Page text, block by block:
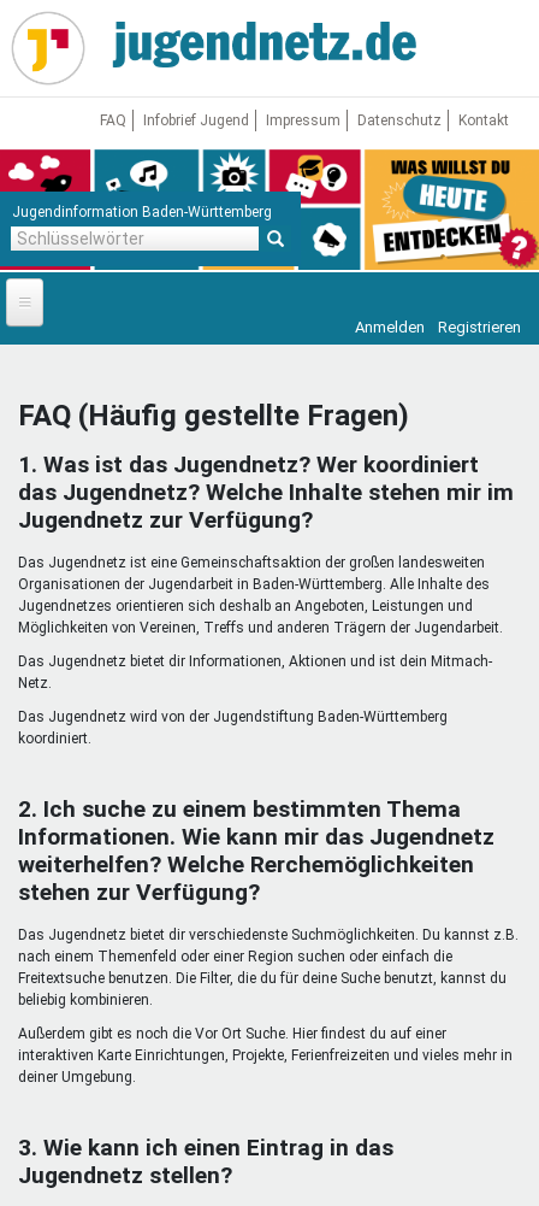
Direkt
zum
Inhalt
FAQ Infobrief Jugend Impressum Datenschutz Kontakt
Jugendinformation Baden-Württemberg
Startseite
Jugendnetz
Freizeit & Reisen
Mentoren & Projekte
Schule & Beruf
Demokratie & Beteiligung
Vor Ort
Anmelden Registrieren
FAQ (Häufig gestellte Fragen)
1. Was ist das Jugendnetz? Wer koordiniert
das Jugendnetz? Welche Inhalte stehen mir im
Jugendnetz zur Verfügung?
Das Jugendnetz ist eine Gemeinschaftsaktion der großen landesweiten
Organisationen der Jugendarbeit in Baden-Württemberg. Alle Inhalte des
Jugendnetzes orientieren sich deshalb an Angeboten, Leistungen und
Möglichkeiten von Vereinen, Treffs und anderen Trägern der Jugendarbeit.
Das Jugendnetz bietet dir Informationen, Aktionen und ist dein Mitmach-
Netz.
Das Jugendnetz wird von der Jugendstiftung Baden-Württemberg
koordiniert.
2. Ich suche zu einem bestimmten Thema
Informationen. Wie kann mir das Jugendnetz
weiterhelfen? Welche Rerchemöglichkeiten
stehen zur Verfügung?
Das Jugendnetz bietet dir verschiedenste Suchmöglichkeiten. Du kannst z.B.
nach einem Themenfeld oder einer Region suchen oder einfach die
Freitextsuche benutzen. Die Filter, die du für deine Suche benutzt, kannst du
beliebig kombinieren.
Außerdem gibt es noch die Vor Ort Suche. Hier findest du auf einer
interaktiven Karte Einrichtungen, Projekte, Ferienfreizeiten und vieles mehr in
deiner Umgebung.
3. Wie kann ich einen Eintrag in das
Jugendnetz stellen?